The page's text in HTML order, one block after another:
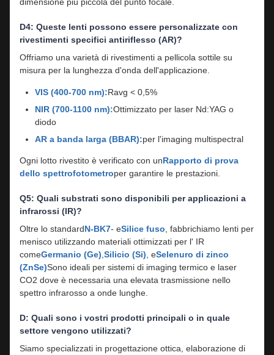
D4: Queste lenti possono essere personalizzate con
rivestimenti specifici antiriflesso (AR)?
Offriamo una varietà di rivestimenti a pellicola sottile su
misura per la lunghezza d'onda dell'applicazione.
VIS (400-700 nm):Ravg < 0,5%
NIR (700-1100 nm):Ottimizzato per laser Nd:YAG o
diodo
AR a banda larga (BBAR):per l'imaging multispectral
Ogni lotto rivestito è verificato con unRapporto di prova
dello spettrofotometroper garantire le prestazioni.
Q5: Quali substrati sono disponibili per applicazioni a
infrarossi (IR)?
Oltre lo standardN-BK7- eSilice fuso , fabbrichiamo lenti per
menisco utilizzando materiali ottimizzati per l' IR
comeGermanio (Ge) Silicio (Si) , eSelenuro di zinco
(ZnSe)Sono ideali per sistemi di imaging termico e laser
CO2 dove è necessaria una elevata trasmissione nello
spettro infrarosso a onde lunghe.
D: Quali sono i vostri prodotti principali o in quale
settore vengono utilizzati?
Siamo specializzati in progettazione ottica, elaborazione di